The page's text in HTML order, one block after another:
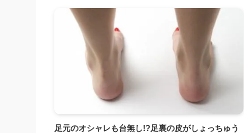
足元のオシャレも台無し!?足裏の皮がしょっちゅう